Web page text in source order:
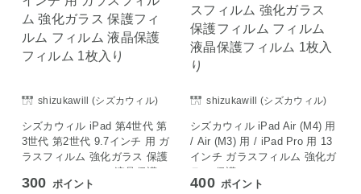
shizukawill (シズカウィル)
シズカウィル iPad 第4世代 第
3世代 第2世代 9.7インチ 用 ガ
ラスフィルム 強化ガラス 保護
フィルム フィルム 液晶保護フ
ィルム 1枚入り
300 ポイント
shizukawill (シズカウィル)
シズカウィル iPad Air (M4) 用
/ Air (M3) 用 / iPad Pro 用 13
インチ ガラスフィルム 強化ガ
ラス 保護フィルム フィルム
液晶保護フィルム 1枚入り
400 ポイント